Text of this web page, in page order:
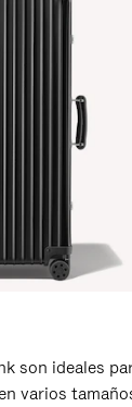
son ideales
varios